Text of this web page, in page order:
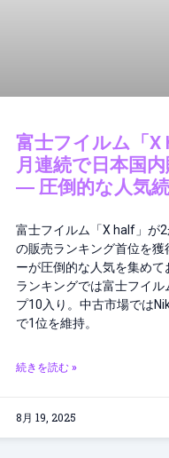
富士フイルム「X
月連続で日本国
― 圧倒的な人気続
富士フイルム「X half」が
の販売ランキング首位を獲
ーが圧倒的な人気を集め
ランキングでは富士フイル
プ10入り。中古市場では
で1位を維持。
続きを読む »
8月 19, 2025